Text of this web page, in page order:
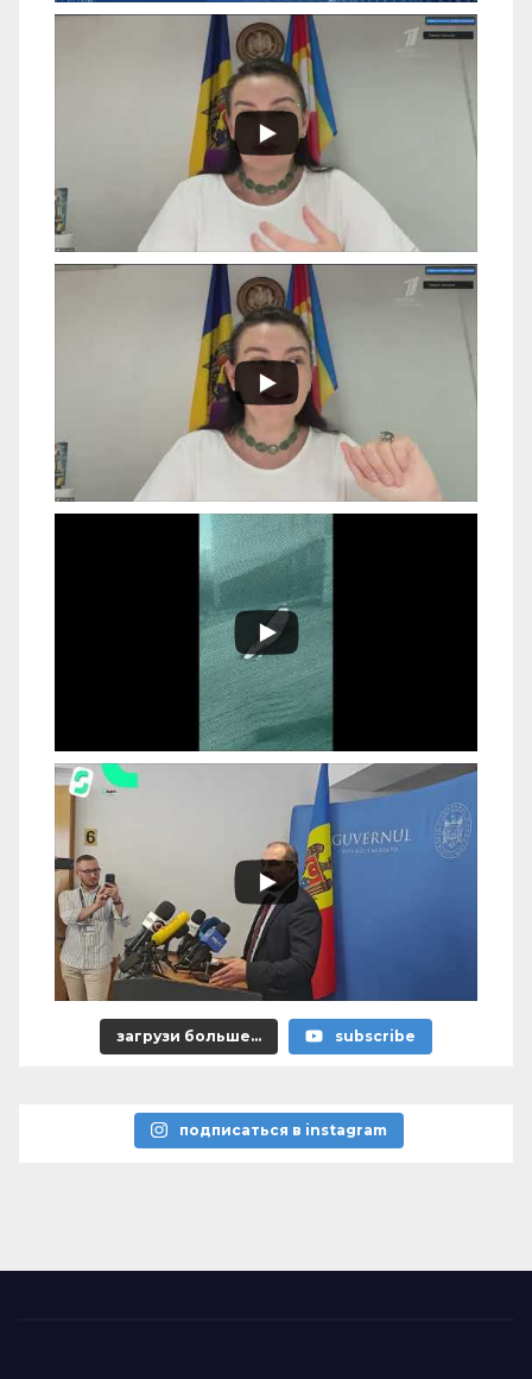
загрузи больше... subscribe
подписаться в instagram